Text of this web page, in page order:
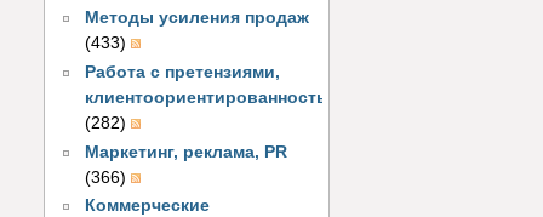
Методы усиления продаж
(433)
Работа с претензиями,
клиентоориентированность
(282)
Маркетинг, реклама, PR
(366)
Коммерческие